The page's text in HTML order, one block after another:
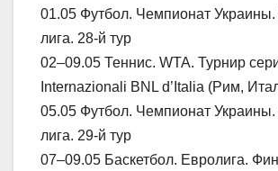
01.05 Футбол. Чемпионат
лига. 28-й тур
02–09.05 Теннис. WTA. Турнир
Internazionali BNL d’Italia (Рим,
05.05 Футбол. Чемпионат
лига. 29-й тур
07–09.05 Баскетбол. Евролига.